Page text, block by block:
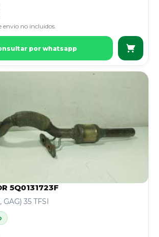
envio no incluidos.
por whatsapp
5Q0131723F
35 TFSI